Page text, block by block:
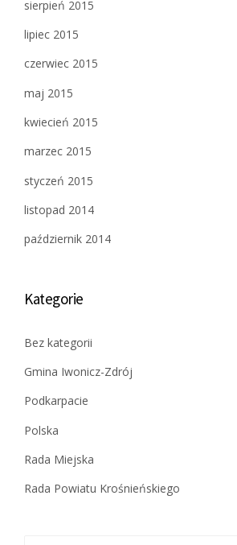
sierpień 2015
lipiec 2015
czerwiec 2015
maj 2015
kwiecień 2015
marzec 2015
styczeń 2015
listopad 2014
październik 2014
Kategorie
Bez kategorii
Gmina Iwonicz-Zdrój
Podkarpacie
Polska
Rada Miejska
Rada Powiatu Krośnieńskiego